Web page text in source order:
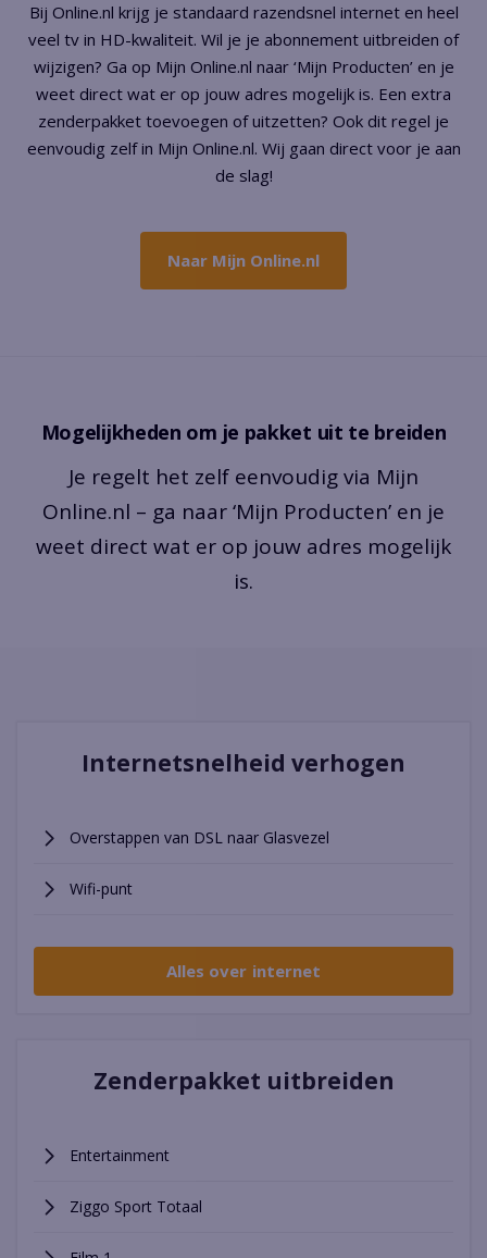
Bij Online.nl krijg je standaard razendsnel internet en heel
veel tv in HD-kwaliteit. Wil je je abonnement uitbreiden of
wijzigen? Ga op Mijn Online.nl naar ‘Mijn Producten’ en je
weet direct wat er op jouw adres mogelijk is. Een extra
zenderpakket toevoegen of uitzetten? Ook dit regel je
eenvoudig zelf in Mijn Online.nl. Wij gaan direct voor je aan
de slag!
Naar Mijn Online.nl
Mogelijkheden om je pakket uit te breiden
Je regelt het zelf eenvoudig via Mijn
Online.nl – ga naar ‘Mijn Producten’ en je
weet direct wat er op jouw adres mogelijk
is.
Internetsnelheid verhogen
Overstappen van DSL naar Glasvezel
Wifi-punt
Alles over internet
Zenderpakket uitbreiden
Entertainment
Ziggo Sport Totaal